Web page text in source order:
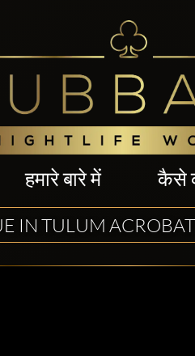
हमारे बारे में कैसे
IN TULUM